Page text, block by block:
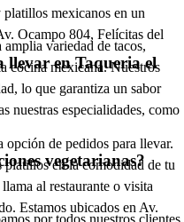
mexicanos en un
Ocampo 804, Felícitas del
variedad de tacos,
cocina mexicana. Nuestros
lo que garantiza un sabor
nuestras especialidades, como
llevar en Taqueria el
opción de pedidos para llevar.
platillos en la comodidad de tu
al restaurante o visita
Estamos ubicados en Av.
vegetarianas?